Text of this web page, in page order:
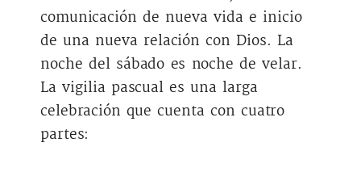
comunicación de nueva vida e inicio
de una nueva relación con Dios. La
noche del sábado es noche de velar.
La vigilia pascual es una larga
celebración que cuenta con cuatro
partes: